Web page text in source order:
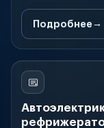
Подробнее